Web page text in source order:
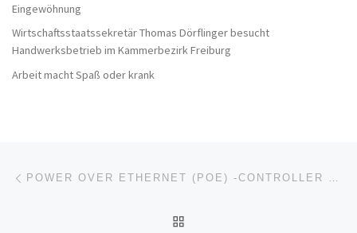
Eingewöhnung
Wirtschaftsstaatssekretär Thomas Dörflinger besucht
Handwerksbetrieb im Kammerbezirk Freiburg
Arbeit macht Spaß oder krank
Beitragsnavigation POWER OVER ETHERNET (POE) -CONTROLLER MARKT WACHSTUMSSCHLÜSSELFAKTOREN KONZENTRIEREN SICH AUF CAGR-STATUS, FÜHRENDE TRENDS, PROGNOSE BIS 2031